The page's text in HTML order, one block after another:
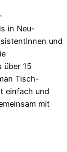
in Neu-
und
über 15
Tisch-
einfach und
mit